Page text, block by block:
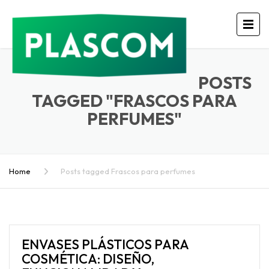
POSTS
TAGGED "FRASCOS PARA
PERFUMES"
Home Posts tagged Frascos para perfumes
ENVASES PLÁSTICOS PARA
COSMÉTICA: DISEÑO,